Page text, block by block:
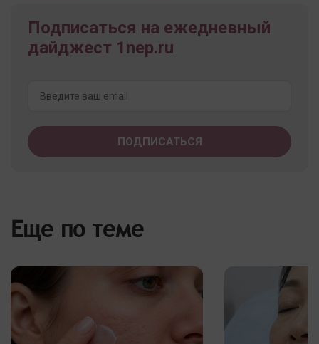
Подписаться на ежедневный
дайджест 1nep.ru
Еще по теме